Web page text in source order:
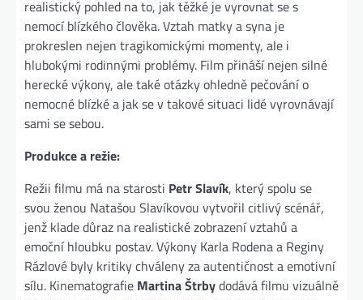
realistický pohled na to, jak těžké je vyrovnat se s
nemocí blízkého člověka. Vztah matky a syna je
prokreslen nejen tragikomickými momenty, ale i
hlubokými rodinnými problémy. Film přináší nejen silné
herecké výkony, ale také otázky ohledně pečování o
nemocné blízké a jak se v takové situaci lidé vyrovnávají
sami se sebou​.
Produkce a režie:
Režii filmu má na starosti Petr Slavík, který spolu se
svou ženou Natašou Slavíkovou vytvořil citlivý scénář,
jenž klade důraz na realistické zobrazení vztahů a
emoční hloubku postav. Výkony Karla Rodena a Reginy
Rázlové byly kritiky chváleny za autentičnost a emotivní
sílu. Kinematografie Martina Štrbydodává filmu vizuálně